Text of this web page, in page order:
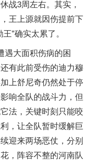
战3周左右。其实，
王上源就因伤提前下
”确实太累了。
遇大面积伤病的困
有此前受伤的迪力穆
上舒尼奇仍然处于停
响全队的战斗力，但
法，关键时刻只能咬
，让全队暂时缓解巨
迎来两场恶仗，分别
，阵容不整的河南队